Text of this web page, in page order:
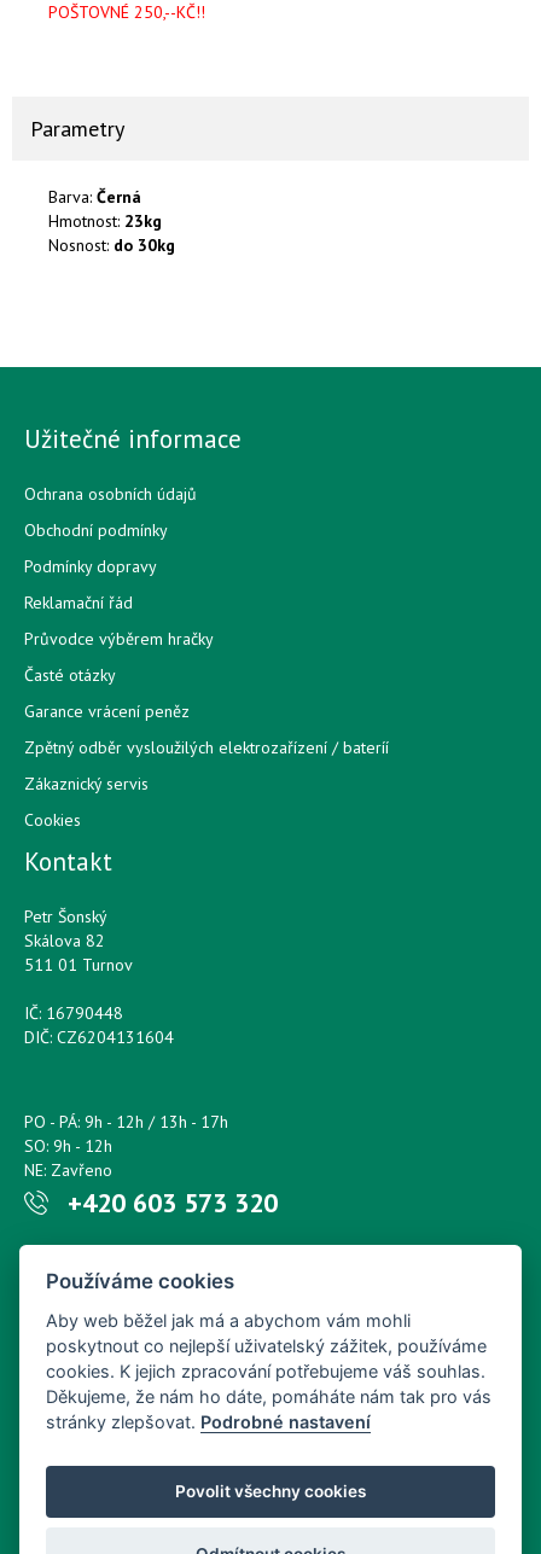
POŠTOVNÉ 250,--KČ!!
Parametry
Barva: Černá
Hmotnost: 23kg
Nosnost: do 30kg
Užitečné informace
Ochrana osobních údajů
Obchodní podmínky
Podmínky dopravy
Reklamační řád
Průvodce výběrem hračky
Časté otázky
Garance vrácení peněz
Zpětný odběr vysloužilých elektrozařízení / bateríí
Zákaznický servis
Cookies
Kontakt
Petr Šonský
Skálova 82
511 01 Turnov
IČ: 16790448
DIČ: CZ6204131604
PO - PÁ: 9h - 12h / 13h - 17h
SO: 9h - 12h
NE: Zavřeno
+420 603 573 320
petr.sonsky@centrum.cz
Používáme cookies
Aby web běžel jak má a abychom vám mohli
poskytnout co nejlepší uživatelský zážitek, používáme
cookies. K jejich zpracování potřebujeme váš souhlas.
Děkujeme, že nám ho dáte, pomáháte nám tak pro vás
stránky zlepšovat. Podrobné nastavení
Povolit všechny cookies